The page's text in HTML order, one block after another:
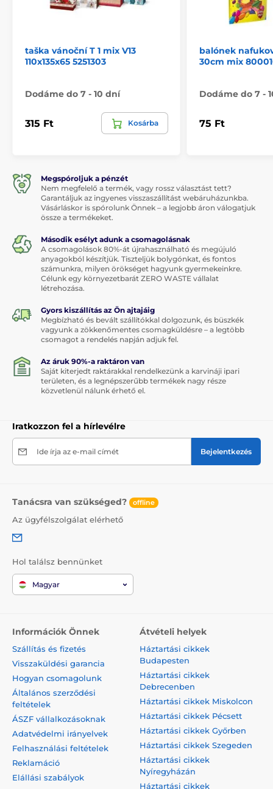
taška vánoční T 1 mix V13
110x135x65 5251303
Dodáme do 7 - 10 dní
315 Ft Kosárba
balónek
30cm mix
Dodáme do 7 -
75 Ft
Megspóroljuk a pénzét
Nem megfelelő a termék, vagy rossz választást tett?
Garantáljuk az ingyenes visszaszállítást webáruházunkba.
Vásárláskor is spórolunk Önnek – a legjobb áron válogatjuk
össze a termékeket.
Második esélyt adunk a csomagolásnak
A csomagolások 80%-át újrahasználható és megújuló
anyagokból készítjük. Tiszteljük bolygónkat, és fontos
számunkra, milyen örökséget hagyunk gyermekeinkre.
Célunk egy környezetbarát ZERO WASTE vállalat
létrehozása.
Gyors kiszállítás az Ön ajtajáig
Megbízható és bevált szállítókkal dolgozunk, és büszkék
vagyunk a zökkenőmentes csomagküldésre – a legtöbb
csomagot a rendelés napján adjuk fel.
Az áruk 90%-a raktáron van
Saját kiterjedt raktárakkal rendelkezünk a karvináji ipari
területen, és a legnépszerűbb termékek nagy része
közvetlenül nálunk érhető el.
Iratkozzon fel a hírlevélre
Ide írja az e-mail címét Bejelentkezés
Tanácsra van szükséged? offline
Az ügyfélszolgálat elérhető
Hol találsz bennünket
Magyar
Információk Önnek
Szállítás és fizetés
Visszaküldési garancia
Hogyan csomagolunk
Általános szerződési
feltételek
ÁSZF vállalkozásoknak
Adatvédelmi irányelvek
Felhasználási feltételek
Reklamáció
Elállási szabályok
Átvételi helyek
Háztartási cikkek
Budapesten
Háztartási cikkek
Debrecenben
Háztartási cikkek Miskolcon
Háztartási cikkek Pécsett
Háztartási cikkek Győrben
Háztartási cikkek Szegeden
Háztartási cikkek
Nyíregyházán
Háztartási cikkek